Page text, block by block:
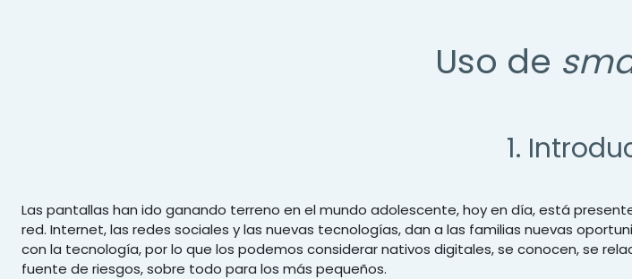
Uso de
1.
Las pantallas han ido ganando terreno en el mundo adolescente, hoy en día, está
red. Internet, las redes sociales y las nuevas tecnologías, dan a las familias nuevas
con la tecnología, por lo que los podemos considerar nativos digitales, se conocen, se
fuente de riesgos, sobre todo para los más pequeños.